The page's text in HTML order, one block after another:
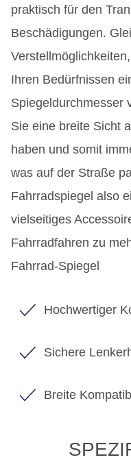
praktisch für den
Beschädigungen.
Ihren Bedürfnissen
Spiegeldurchmesser
Sie eine breite Sicht
haben und somit
was auf der Straße
Fahrradspiegel also
vielseitiges
Fahrradfahren zu
Fahrrad-Spiegel
Hochwertiger
Sichere
Breite